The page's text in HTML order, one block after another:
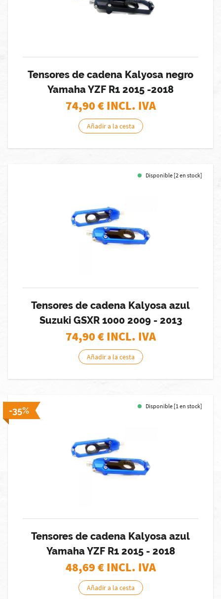
Tensores de cadena Kalyosa negro
Yamaha YZF R1 2015 -2018
74,90€ INCL. IVA
Añadir a la cesta
Disponible [2 en stock]
Tensores de cadena Kalyosa azul
Suzuki GSXR 1000 2009 - 2013
74,90€ INCL. IVA
Añadir a la cesta
-35% Disponible [1 en stock]
Tensores de cadena Kalyosa azul
Yamaha YZF R1 2015 - 2018
48,69€ INCL. IVA
Añadir a la cesta